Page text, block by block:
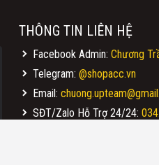
THÔNG TIN LIÊN HỆ
Facebook Admin: Chương
Telegram: @shopacc.vn
Email:
SĐT/Zalo Hỗ Trợ 24/24: